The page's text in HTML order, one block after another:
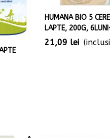
HUMANA BIO 5
LAPTE, 200G,
21,09 lei